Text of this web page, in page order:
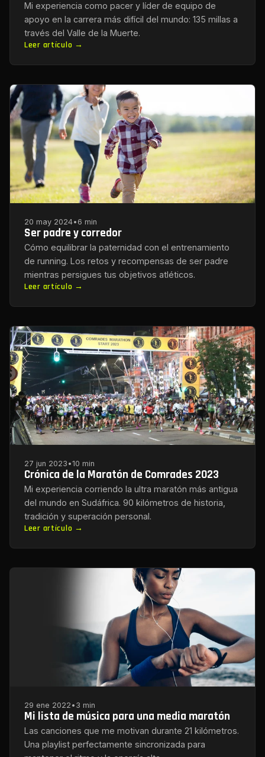
Mi experiencia como pacer y líder de equipo de
apoyo en la carrera más difícil del mundo: 135 millas a
través del Valle de la Muerte.
Leer artículo →
20 may 2024• 6 min
Ser padre y corredor
Cómo equilibrar la paternidad con el entrenamiento
de running. Los retos y recompensas de ser padre
mientras persigues tus objetivos atléticos.
Leer artículo →
27 jun 2023 •10 min
Crónica de la Maratón de Comrades 2023
Mi experiencia corriendo la ultra maratón más antigua
del mundo en Sudáfrica. 90 kilómetros de historia,
tradición y superación personal.
Leer artículo →
29 ene 2022 • 3 min
Mi lista de música para una media maratón
Las canciones que me motivan durante 21 kilómetros.
Una playlist perfectamente sincronizada para